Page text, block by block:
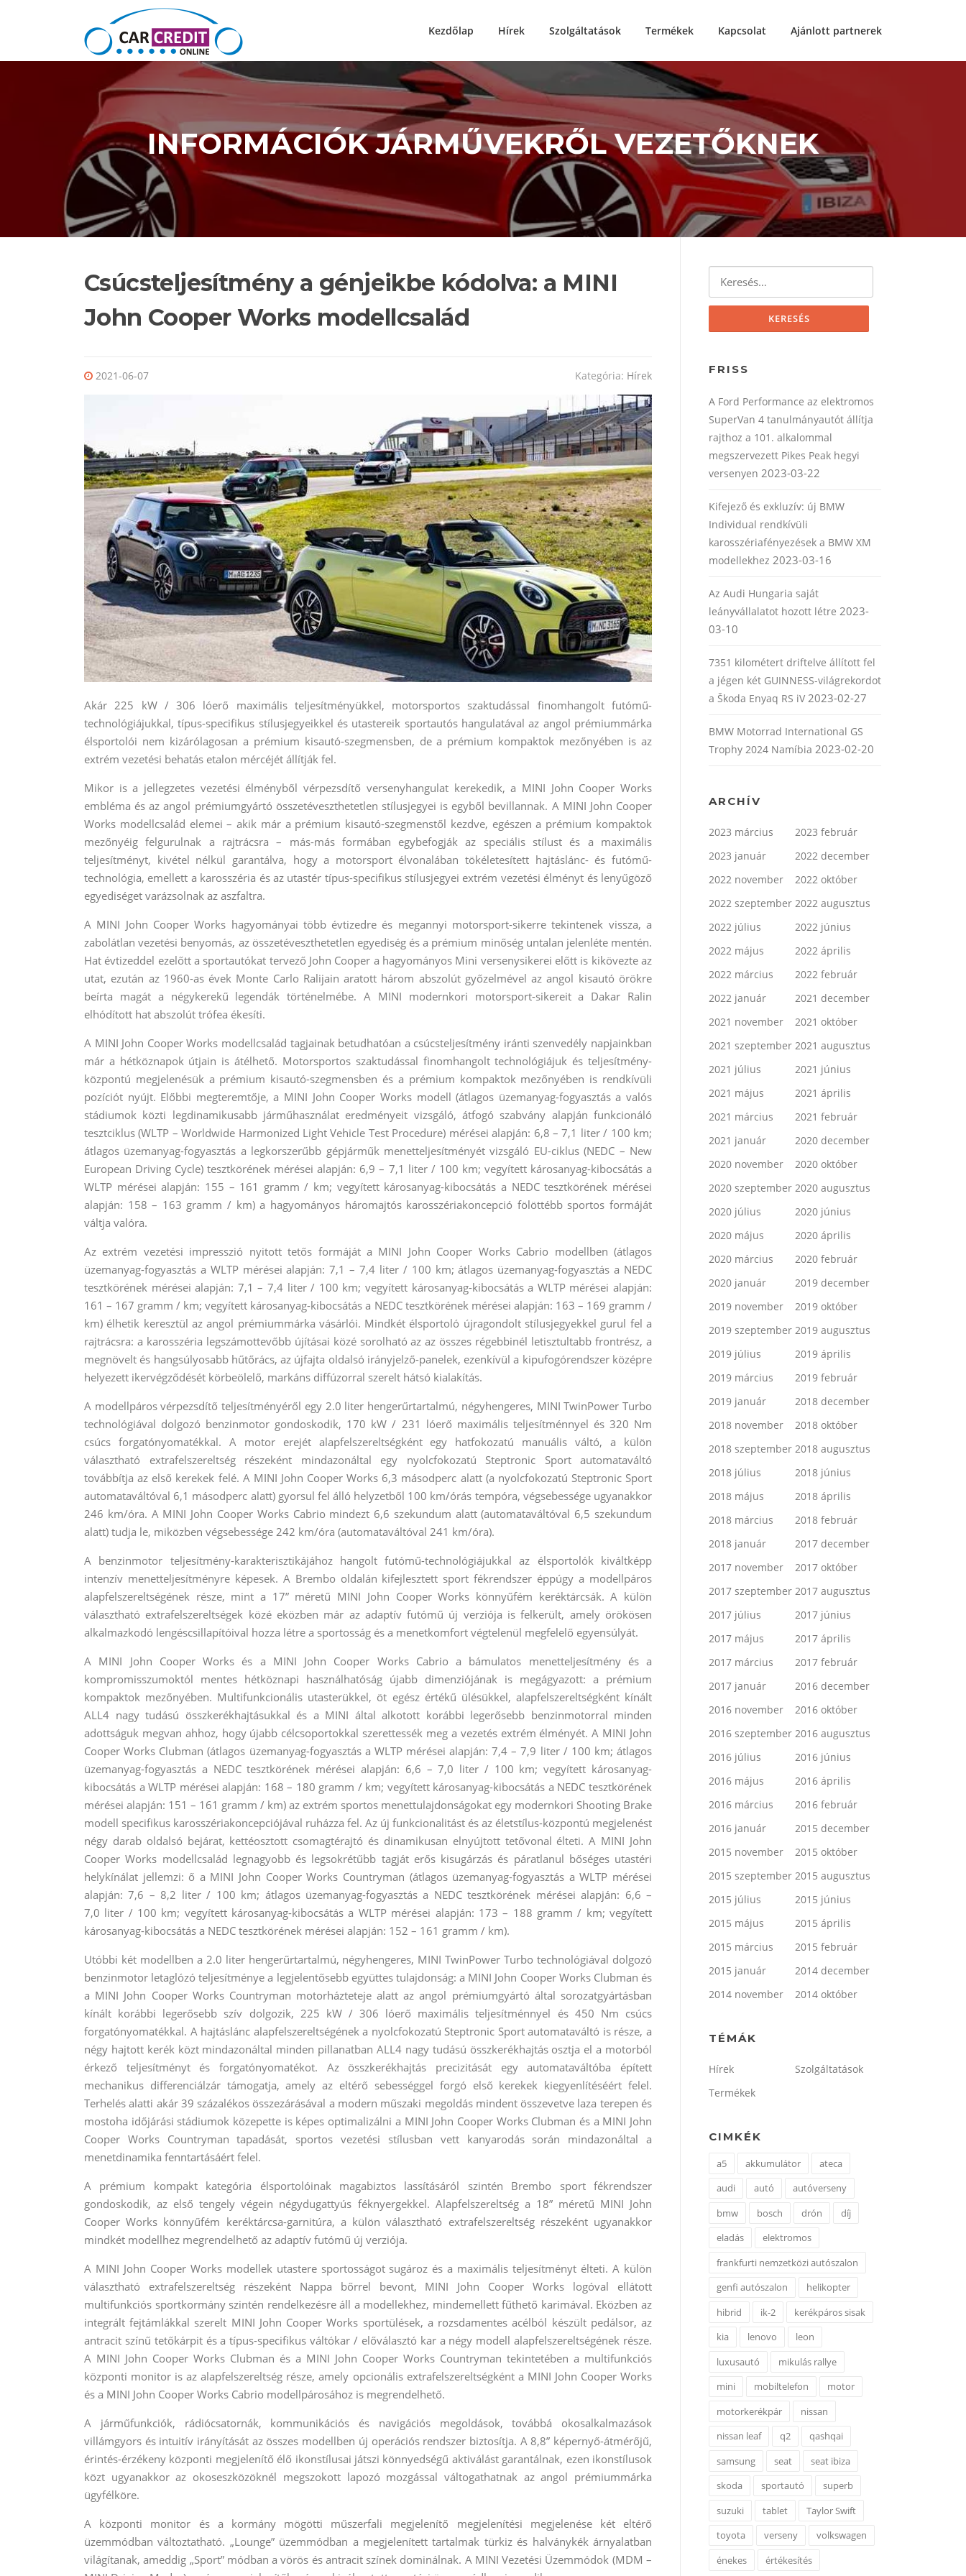
Kezdőlap Hírek Szolgáltatások Termékek Kapcsolat Ajánlott partnerek
INFORMÁCIÓK JÁRMŰVEKRŐL VEZETŐKNEK
Csúcsteljesítmény a génjeikbe kódolva: a MINI
John Cooper Works modellcsalád
2021-06-07 Kategória: Hírek
Akár 225 kW / 306 lóerő maximális teljesítményükkel, motorsportos szaktudással finomhangolt futómű-
technológiájukkal, típus-specifikus stílusjegyeikkel és utastereik sportautós hangulatával az angol prémiummárka
élsportolói nem kizárólagosan a prémium kisautó-szegmensben, de a prémium kompaktok mezőnyében is az
extrém vezetési behatás etalon mércéjét állítják fel.
Mikor is a jellegzetes vezetési élményből vérpezsdítő versenyhangulat kerekedik, a MINI John Cooper Works
embléma és az angol prémiumgyártó összetéveszthetetlen stílusjegyei is egyből bevillannak. A MINI John Cooper
Works modellcsalád elemei – akik már a prémium kisautó-szegmenstől kezdve, egészen a prémium kompaktok
mezőnyéig felgurulnak a rajtrácsra – más-más formában egybefogják az speciális stílust és a maximális
teljesítményt, kivétel nélkül garantálva, hogy a motorsport élvonalában tökéletesített hajtáslánc- és futómű-
technológia, emellett a karosszéria és az utastér típus-specifikus stílusjegyei extrém vezetési élményt és lenyűgöző
egyediséget varázsolnak az aszfaltra.
A MINI John Cooper Works hagyományai több évtizedre és megannyi motorsport-sikerre tekintenek vissza, a
zabolátlan vezetési benyomás, az összetéveszthetetlen egyediség és a prémium minőség untalan jelenléte mentén.
Hat évtizeddel ezelőtt a sportautókat tervező John Cooper a hagyományos Mini versenysikerei előtt is kikövezte az
utat, ezután az 1960-as évek Monte Carlo Ralijain aratott három abszolút győzelmével az angol kisautó örökre
beírta magát a négykerekű legendák történelmébe. A MINI modernkori motorsport-sikereit a Dakar Ralin
elhódított hat abszolút trófea ékesíti.
A MINI John Cooper Works modellcsalád tagjainak betudhatóan a csúcsteljesítmény iránti szenvedély napjainkban
már a hétköznapok útjain is átélhető. Motorsportos szaktudással finomhangolt technológiájuk és teljesítmény-
központú megjelenésük a prémium kisautó-szegmensben és a prémium kompaktok mezőnyében is rendkívüli
pozíciót nyújt. Előbbi megteremtője, a MINI John Cooper Works modell (átlagos üzemanyag-fogyasztás a valós
stádiumok közti legdinamikusabb járműhasználat eredményeit vizsgáló, átfogó szabvány alapján funkcionáló
tesztciklus (WLTP – Worldwide Harmonized Light Vehicle Test Procedure) mérései alapján: 6,8 – 7,1 liter / 100 km;
átlagos üzemanyag-fogyasztás a legkorszerűbb gépjárműk menetteljesítményét vizsgáló EU-ciklus (NEDC – New
European Driving Cycle) tesztkörének mérései alapján: 6,9 – 7,1 liter / 100 km; vegyített károsanyag-kibocsátás a
WLTP mérései alapján: 155 – 161 gramm / km; vegyített károsanyag-kibocsátás a NEDC tesztkörének mérései
alapján: 158 – 163 gramm / km) a hagyományos háromajtós karosszériakoncepció fölöttébb sportos formáját
váltja valóra.
Az extrém vezetési impresszió nyitott tetős formáját a MINI John Cooper Works Cabrio modellben (átlagos
üzemanyag-fogyasztás a WLTP mérései alapján: 7,1 – 7,4 liter / 100 km; átlagos üzemanyag-fogyasztás a NEDC
tesztkörének mérései alapján: 7,1 – 7,4 liter / 100 km; vegyített károsanyag-kibocsátás a WLTP mérései alapján:
161 – 167 gramm / km; vegyített károsanyag-kibocsátás a NEDC tesztkörének mérései alapján: 163 – 169 gramm /
km) élhetik keresztül az angol prémiummárka vásárlói. Mindkét élsportoló újragondolt stílusjegyekkel gurul fel a
rajtrácsra: a karosszéria legszámottevőbb újításai közé sorolható az az összes régebbinél letisztultabb frontrész, a
megnövelt és hangsúlyosabb hűtőrács, az újfajta oldalsó irányjelző-panelek, ezenkívül a kipufogórendszer középre
helyezett ikervégződését körbeölelő, markáns diffúzorral szerelt hátsó kialakítás.
A modellpáros vérpezsdítő teljesítményéről egy 2.0 liter hengerűrtartalmú, négyhengeres, MINI TwinPower Turbo
technológiával dolgozó benzinmotor gondoskodik, 170 kW / 231 lóerő maximális teljesítménnyel és 320 Nm
csúcs forgatónyomatékkal. A motor erejét alapfelszereltségként egy hatfokozatú manuális váltó, a külön
választható extrafelszereltség részeként mindazonáltal egy nyolcfokozatú Steptronic Sport automataváltó
továbbítja az első kerekek felé. A MINI John Cooper Works 6,3 másodperc alatt (a nyolcfokozatú Steptronic Sport
automataváltóval 6,1 másodperc alatt) gyorsul fel álló helyzetből 100 km/órás tempóra, végsebessége ugyanakkor
246 km/óra. A MINI John Cooper Works Cabrio mindezt 6,6 szekundum alatt (automataváltóval 6,5 szekundum
alatt) tudja le, miközben végsebessége 242 km/óra (automataváltóval 241 km/óra).
A benzinmotor teljesítmény-karakterisztikájához hangolt futómű-technológiájukkal az élsportolók kiváltképp
intenzív menetteljesítményre képesek. A Brembo oldalán kifejlesztett sport fékrendszer éppúgy a modellpáros
alapfelszereltségének része, mint a 17” méretű MINI John Cooper Works könnyűfém keréktárcsák. A külön
választható extrafelszereltségek közé eközben már az adaptív futómű új verziója is felkerült, amely örökösen
alkalmazkodó lengéscsillapítóival hozza létre a sportosság és a menetkomfort végtelenül megfelelő egyensúlyát.
A MINI John Cooper Works és a MINI John Cooper Works Cabrio a bámulatos menetteljesítmény és a
kompromisszumoktól mentes hétköznapi használhatóság újabb dimenziójának is megágyazott: a prémium
kompaktok mezőnyében. Multifunkcionális utasterükkel, öt egész értékű ülésükkel, alapfelszereltségként kínált
ALL4 nagy tudású összkerékhajtásukkal és a MINI által alkotott korábbi legerősebb benzinmotorral minden
adottságuk megvan ahhoz, hogy újabb célcsoportokkal szerettessék meg a vezetés extrém élményét. A MINI John
Cooper Works Clubman (átlagos üzemanyag-fogyasztás a WLTP mérései alapján: 7,4 – 7,9 liter / 100 km; átlagos
üzemanyag-fogyasztás a NEDC tesztkörének mérései alapján: 6,6 – 7,0 liter / 100 km; vegyített károsanyag-
kibocsátás a WLTP mérései alapján: 168 – 180 gramm / km; vegyített károsanyag-kibocsátás a NEDC tesztkörének
mérései alapján: 151 – 161 gramm / km) az extrém sportos menettulajdonságokat egy modernkori Shooting Brake
modell specifikus karosszériakoncepciójával ruházza fel. Az új funkcionalitást és az életstílus-központú megjelenést
négy darab oldalsó bejárat, kettéosztott csomagtérajtó és dinamikusan elnyújtott tetővonal élteti. A MINI John
Cooper Works modellcsalád legnagyobb és legsokrétűbb tagját erős kisugárzás és páratlanul bőséges utastéri
helykínálat jellemzi: ő a MINI John Cooper Works Countryman (átlagos üzemanyag-fogyasztás a WLTP mérései
alapján: 7,6 – 8,2 liter / 100 km; átlagos üzemanyag-fogyasztás a NEDC tesztkörének mérései alapján: 6,6 –
7,0 liter / 100 km; vegyített károsanyag-kibocsátás a WLTP mérései alapján: 173 – 188 gramm / km; vegyített
károsanyag-kibocsátás a NEDC tesztkörének mérései alapján: 152 – 161 gramm / km).
Utóbbi két modellben a 2.0 liter hengerűrtartalmú, négyhengeres, MINI TwinPower Turbo technológiával dolgozó
benzinmotor letaglózó teljesítménye a legjelentősebb együttes tulajdonság: a MINI John Cooper Works Clubman és
a MINI John Cooper Works Countryman motorházteteje alatt az angol prémiumgyártó által sorozatgyártásban
kínált korábbi legerősebb szív dolgozik, 225 kW / 306 lóerő maximális teljesítménnyel és 450 Nm csúcs
forgatónyomatékkal. A hajtáslánc alapfelszereltségének a nyolcfokozatú Steptronic Sport automataváltó is része, a
négy hajtott kerék közt mindazonáltal minden pillanatban ALL4 nagy tudású összkerékhajtás osztja el a motorból
érkező teljesítményt és forgatónyomatékot. Az összkerékhajtás precizitását egy automataváltóba épített
mechanikus differenciálzár támogatja, amely az eltérő sebességgel forgó első kerekek kiegyenlítéséért felel.
Terhelés alatti akár 39 százalékos összezárásával a modern műszaki megoldás mindent összevetve laza terepen és
mostoha időjárási stádiumok közepette is képes optimalizálni a MINI John Cooper Works Clubman és a MINI John
Cooper Works Countryman tapadását, sportos vezetési stílusban vett kanyarodás során mindazonáltal a
menetdinamika fenntartásáért felel.
A prémium kompakt kategória élsportolóinak magabiztos lassításáról szintén Brembo sport fékrendszer
gondoskodik, az első tengely végein négydugattyús féknyergekkel. Alapfelszereltség a 18” méretű MINI John
Cooper Works könnyűfém keréktárcsa-garnitúra, a külön választható extrafelszereltség részeként ugyanakkor
mindkét modellhez megrendelhető az adaptív futómű új verziója.
A MINI John Cooper Works modellek utastere sportosságot sugároz és a maximális teljesítményt élteti. A külön
választható extrafelszereltség részeként Nappa bőrrel bevont, MINI John Cooper Works logóval ellátott
multifunkciós sportkormány szintén rendelkezésre áll a modellekhez, mindemellett fűthető karimával. Eközben az
integrált fejtámlákkal szerelt MINI John Cooper Works sportülések, a rozsdamentes acélból készült pedálsor, az
antracit színű tetőkárpit és a típus-specifikus váltókar / előválasztó kar a négy modell alapfelszereltségének része.
A MINI John Cooper Works Clubman és a MINI John Cooper Works Countryman tekintetében a multifunkciós
központi monitor is az alapfelszereltség része, amely opcionális extrafelszereltségként a MINI John Cooper Works
és a MINI John Cooper Works Cabrio modellpárosához is megrendelhető.
A járműfunkciók, rádiócsatornák, kommunikációs és navigációs megoldások, továbbá okosalkalmazások
villámgyors és intuitív irányítását az összes modellben új operációs rendszer biztosítja. A 8,8” képernyő-átmérőjű,
érintés-érzékeny központi megjelenítő élő ikonstílusai játszi könnyedségű aktiválást garantálnak, ezen ikonstílusok
közt ugyanakkor az okoseszközöknél megszokott lapozó mozgással váltogathatnak az angol prémiummárka
ügyfélköre.
A központi monitor és a kormány mögötti műszerfali megjelenítő megjelenítési megjelenése két eltérő
üzemmódban változtatható. „Lounge” üzemmódban a megjelenített tartalmak türkiz és halványkék árnyalatban
világítanak, ameddig „Sport” módban a vörös és antracit színek dominálnak. A MINI Vezetési Üzemmódok (MDM –
Keresés:
FRISS
A Ford Performance az elektromos
SuperVan 4 tanulmányautót állítja
rajthoz a 101. alkalommal
megszervezett Pikes Peak hegyi
versenyen 2023-03-22
Kifejező és exkluzív: új BMW
Individual rendkívüli
karosszériafényezések a BMW XM
modellekhez 2023-03-16
Az Audi Hungaria saját
leányvállalatot hozott létre 2023-
03-10
7351 kilométert driftelve állított fel
a jégen két GUINNESS-világrekordot
a Škoda Enyaq RS iV 2023-02-27
BMW Motorrad International GS
Trophy 2024 Namíbia 2023-02-20
ARCHÍV
2023 március
2023 február
2023 január
2022 december
2022 november
2022 október
2022 szeptember 2022 augusztus
2022 július
2022 június
2022 május
2022 április
2022 március
2022 február
2022 január
2021 december
2021 november
2021 október
2021 szeptember 2021 augusztus
2021 július
2021 június
2021 május
2021 április
2021 március
2021 február
2021 január
2020 december
2020 november
2020 október
2020 szeptember 2020 augusztus
2020 július
2020 június
2020 május
2020 április
2020 március
2020 február
2020 január
2019 december
2019 november
2019 október
2019 szeptember 2019 augusztus
2019 július
2019 április
2019 március
2019 február
2019 január
2018 december
2018 november
2018 október
2018 szeptember 2018 augusztus
2018 július
2018 június
2018 május
2018 április
2018 március
2018 február
2018 január
2017 december
2017 november
2017 október
2017 szeptember 2017 augusztus
2017 július
2017 június
2017 május
2017 április
2017 március
2017 február
2017 január
2016 december
2016 november
2016 október
2016 szeptember 2016 augusztus
2016 július
2016 június
2016 május
2016 április
2016 március
2016 február
2016 január
2015 december
2015 november
2015 október
2015 szeptember 2015 augusztus
2015 július
2015 június
2015 május
2015 április
2015 március
2015 február
2015 január
2014 december
2014 november
2014 október
TÉMÁK
Hírek
Szolgáltatások
Termékek
CIMKÉK
a5 akkumulátor
ateca
audi
autó
autóverseny
bmw
bosch drón
díj
eladás
elektromos
frankfurti nemzetközi autószalon
genfi autószalon
helikopter
hibrid
ik-2
kerékpáros sisak
kia
lenovo
leon
luxusautó
mikulás rallye
mini
mobiltelefon
motor
motorkerékpár
nissan
nissan leaf
q2
qashqai
samsung
seat
seat ibiza
skoda
sportautó
superb
suzuki
tablet
Taylor Swift
toyota
verseny
volkswagen
énekes
értékesítés